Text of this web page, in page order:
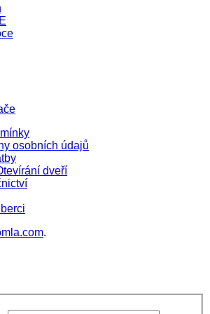
osobních údajů
dveří
.